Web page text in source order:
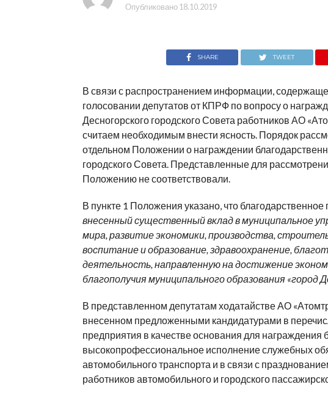
Опубликовано 18.10.2019
SHARE TWEET
В связи с распространением информации,
голосовании депутатов от КПРФ по вопросу о
Десногорского городского Совета работников АО
считаем необходимым внести ясность. Порядок
отдельном Положении о награждении
городского Совета. Представленные для
Положению не соответствовали.
В пункте 1 Положения указано, что благодарственное
внесенный существенный вклад в муниципальное
мира, развитие экономики, производства,
воспитание и образование, здравоохранение,
деятельность, направленную на достижение
благополучия муниципального образования «город
В представленном депутатам ходатайстве АО
внесенном предложенными кандидатурами в
предприятия в качестве основания для
высокопрофессиональное исполнение служебных
автомобильного транспорта и в связи с
работников автомобильного и городского